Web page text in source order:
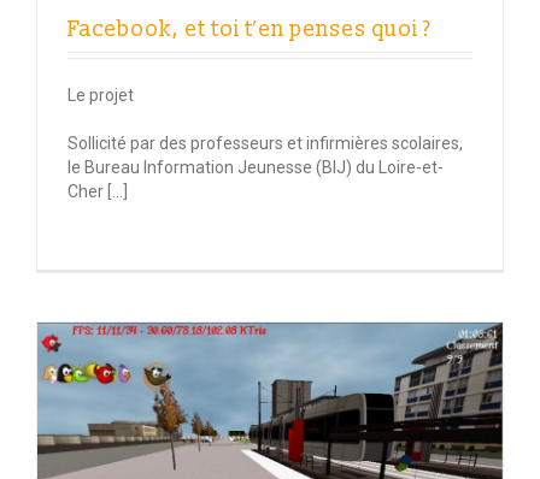
Facebook, et toi t’en penses quoi ?
Le projet
Sollicité par des professeurs et infirmières scolaires,
le Bureau Information Jeunesse (BIJ) du Loire-et-
Cher […]